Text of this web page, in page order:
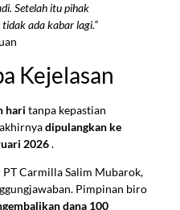
Setelah itu pihak
ada kabar lagi.”
Kejelasan
hari tanpa kepastian
dipulangkan ke
2026.
Carmilla Salim Mubarok,
Pimpinan biro
dana 100